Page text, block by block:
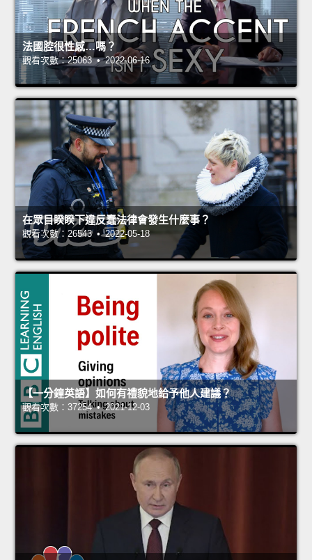
法國腔很性感…嗎？
觀看次數：25063 • 2022-06-16
在眾目睽睽下違反蠢法律會發生什麼事？
觀看次數：26543 • 2022-05-18
【一分鐘英語】如何有禮貌地給予他人建議？
觀看次數：37254 • 2021-12-03